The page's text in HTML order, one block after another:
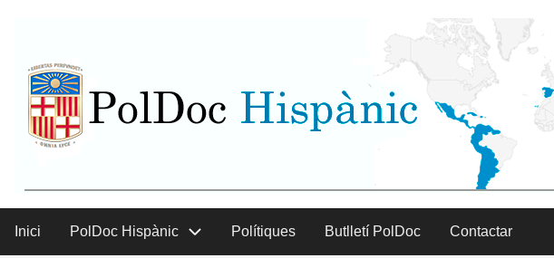
contingut
menu
Main
Inici PolDoc Hispànic Polítiques Butlletí PolDoc Contactar